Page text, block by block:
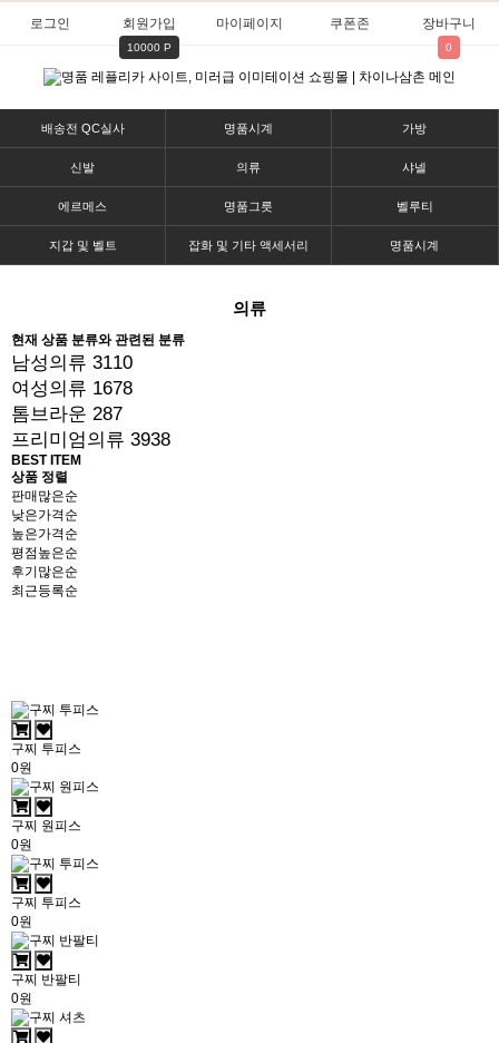
로그인 회원가입
10000 P
마이페이지 쿠폰존 장바구니
0
배송전 QC실사 명품시계 가방
신발 의류 샤넬
에르메스 명품그릇 벨루티
지갑 및 벨트 잡화 및 기타 액세서리 명품시계
의류
현재 상품 분류와 관련된 분류
남성의류 3110
여성의류 1678
톰브라운 287
프리미엄의류 3938
BEST ITEM
상품 정렬
판매많은순
낮은가격순
높은가격순
평점높은순
후기많은순
최근등록순
구찌 투피스
0원
구찌 원피스
0원
구찌 투피스
0원
구찌 반팔티
0원